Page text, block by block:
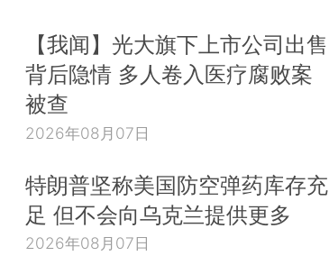
【我闻】光大旗下上市公司出售
背后隐情 多人卷入医疗腐败案
被查
2026年08月07日
特朗普坚称美国防空弹药库存充
足 但不会向乌克兰提供更多
2026年08月07日